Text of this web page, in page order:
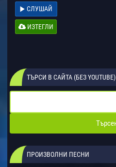
СЛУШАЙ
ИЗТЕГЛИ
ТЪРСИ В САЙТА (БЕЗ YOUTUBE)
ПРОИЗВОЛНИ ПЕСНИ